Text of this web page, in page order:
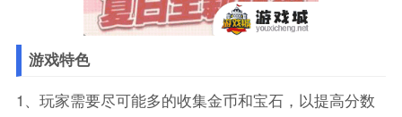
游戏特色
1、玩家需要尽可能多的收集金币和宝石，以提高分数